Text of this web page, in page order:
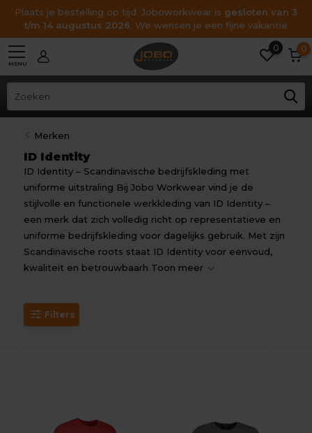
Plaats je bestelling op tijd. Joboworkwear is gesloten van 3
t/m 14 augustus 2026. We wensen je een fijne vakantie
MENU
0 0
Merken
ID Identity
ID Identity – Scandinavische bedrijfskleding met
uniforme uitstraling Bij Jobo Workwear vind je de
stijlvolle en functionele werkkleding van ID Identity –
een merk dat zich volledig richt op representatieve en
uniforme bedrijfskleding voor dagelijks gebruik. Met zijn
Scandinavische roots staat ID Identity voor eenvoud,
kwaliteit en betrouwbaarh Toon meer
Filters